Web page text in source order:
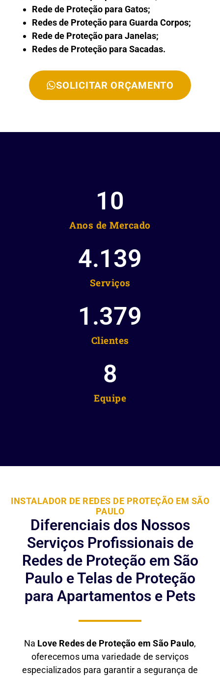
Rede de Proteção para Gatos;
Redes de Proteção para Guarda Corpos;
Rede de Proteção para Janelas;
Redes de Proteção para Sacadas.
SOLICITAR ORÇAMENTO
Anos de Mercado
10
Serviços
4.139
Clientes
1.379
Equipe
8
INSTALADOR DE REDES DE PROTEÇÃO EM SÃO
PAULO
Diferenciais dos Nossos
Serviços Profissionais de
Redes de Proteção em São
Paulo e Telas de Proteção
para Apartamentos e Pets
Na Love Redes de Proteção em São Paulo,
oferecemos uma variedade de serviços
especializados para garantir a segurança de